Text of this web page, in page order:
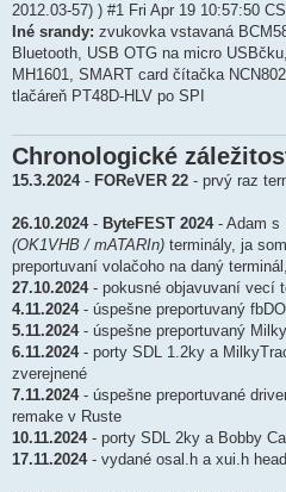
2012.03-57) ) #1 Fri Apr 19 10:57:50
Iné srandy: zvukovka vstavaná
Bluetooth, USB OTG na micro
MH1601, SMART card čítačka
tlačáreň PT48D-HLV po SPI
Chronologické
15.3.2024- FOReVER 22 - prvý raz
26.10.2024- ByteFEST 2024- Adam s
(OK1VHB / mATARIn) terminály, ja
preportuvaní volačoho na daný
27.10.2024- pokusné objavuvaní vecí
4.11.2024- úspešne preportuvaný
5.11.2024- úspešne preportuvaný
6.11.2024- porty SDL 1.2ky a
zverejnené
7.11.2024- úspešne preportuvané
remake v Ruste
10.11.2024- porty SDL 2ky a Bobby
17.11.2024- vydané osal.h a xui.h